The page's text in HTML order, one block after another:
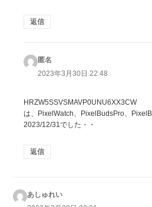
返信
匿名
り:
2023年3月30日 22:48
HRZW5SSVSMAVP0UNU6XX3CW
は、PixelWatch、PixelBudsPro、
2023/12/31でした・・
返信
あしゅれいよ